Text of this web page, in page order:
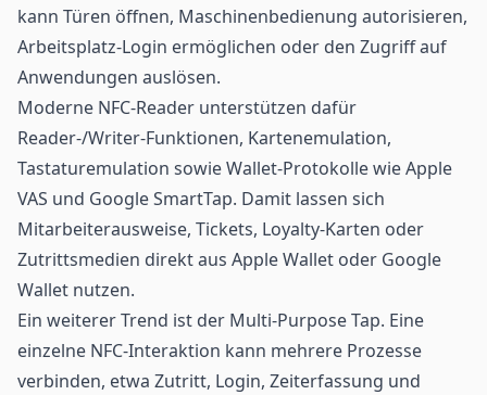
kann Türen öffnen, Maschinenbedienung autorisieren,
Arbeitsplatz-Login ermöglichen oder den Zugriff auf
Anwendungen auslösen.
Moderne NFC-Reader unterstützen dafür
Reader-/Writer-Funktionen, Kartenemulation,
Tastaturemulation sowie Wallet-Protokolle wie Apple
VAS und Google SmartTap. Damit lassen sich
Mitarbeiterausweise, Tickets, Loyalty-Karten oder
Zutrittsmedien direkt aus Apple Wallet oder Google
Wallet nutzen.
Ein weiterer Trend ist der Multi-Purpose Tap. Eine
einzelne NFC-Interaktion kann mehrere Prozesse
verbinden, etwa Zutritt, Login, Zeiterfassung und